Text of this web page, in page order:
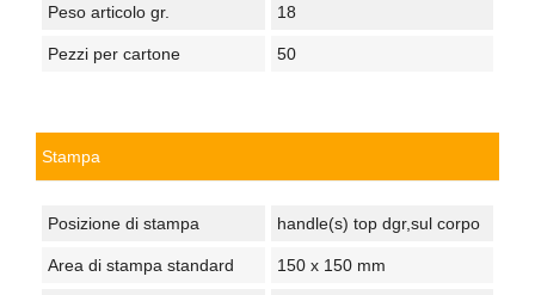
Peso articolo gr. 18
Pezzi per cartone 50
Stampa
Posizione di stampa handle(s) top dgr,sul corpo
Area di stampa standard 150 x 150 mm